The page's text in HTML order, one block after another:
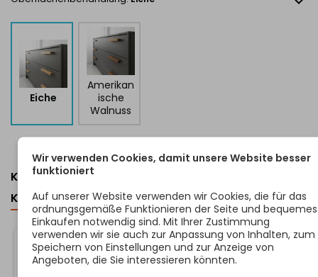
Qualität und vielseitigem Design suchen. Geeignet für Küchen,
Eiche
Amerikan
ische
Walnuss
KUNDEN, DIE DIESEN ARTIKEL GEKAUFT HABEN,
KAUFTEN AUCH ...
Wir verwenden Cookies, damit unsere Website besser
funktioniert
Auf unserer Website verwenden wir Cookies, die für das
ordnungsgemäße Funktionieren der Seite und bequemes
Einkaufen notwendig sind. Mit Ihrer Zustimmung
verwenden wir sie auch zur Anpassung von Inhalten, zum
Speichern von Einstellungen und zur Anzeige von
Angeboten, die Sie interessieren könnten.